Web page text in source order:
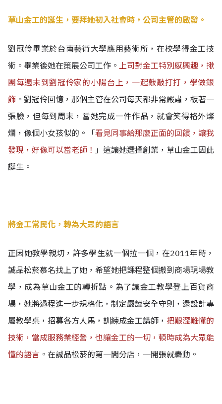
草山金工的誕生，要拜她初入社會時，公司主管的啟發。
劉冠伶畢業於台南藝術大學應用藝術所，在校學得金工技
術。畢業後她在策展公司工作。 上司對金工特別感興趣，揪
團每週末到劉冠伶家的小陽台上，一起敲敲打打，學做銀
飾 。 劉冠伶回憶，那個主管在公司每天都非常嚴肅，板著一
張臉，但每到周末，當她完成一件作品，就會笑得格外燦
爛，像個小女孩似的。
「看見同事給那麼正面的回饋，讓我
發現，好像可以當老師！ 」這讓她選擇創業，草山金工因此
誕生。
將金工常民化，轉為大眾的語言
正因她教學親切，許多學生就一個拉一個，在2011年時，
誠品松菸慕名找上了她，希望她把課程整個搬到商場現場教
學，成為草山金工的轉折點。 為了讓金工教學登上百貨商
場，她將過程進一步規格化，制定嚴謹安全守則，還設計專
屬教學桌，招募各方人馬，訓練成金工講師， 把艱澀難懂的
技術，當成服務業經營，也讓金工的一切，頓時成為大眾能
懂的語言 。在誠品松菸的第一間分店，一開張就轟動。